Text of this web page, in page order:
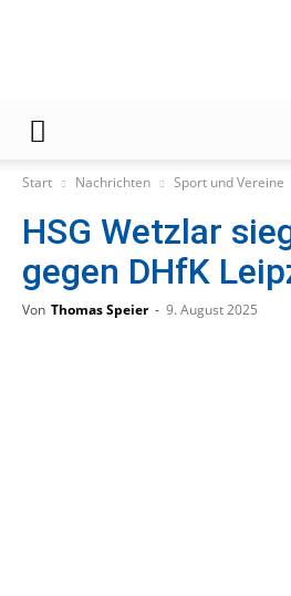
Zeitung
Start Nachrichten Sport und Vereine
HSG Wetzlar
gegen DHfK
Von Thomas Speier - 9. August 2025